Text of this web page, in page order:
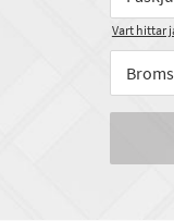
Vart hittar